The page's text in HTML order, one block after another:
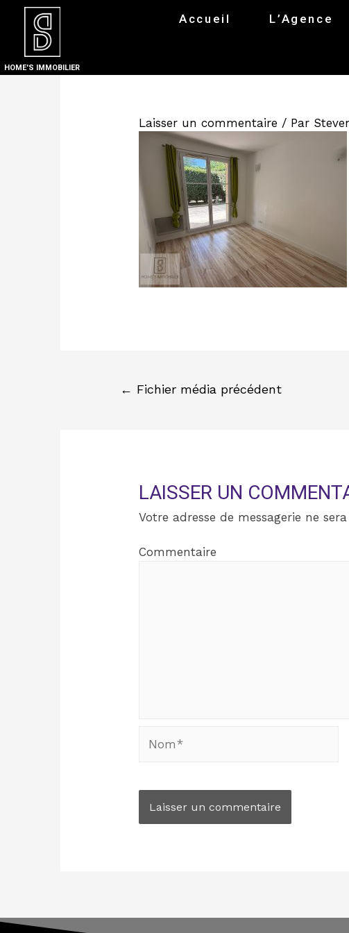
HOME'S IMMOBILIER
Accueil L’Agence
Laisser un commentaire / Par
← Fichier média précédent
LAISSER UN
Votre adresse de messagerie ne
Commentaire